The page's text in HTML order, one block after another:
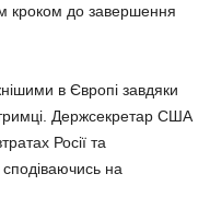
кроком до завершення
в Європі завдяки
Держсекретар США
Росії та
на